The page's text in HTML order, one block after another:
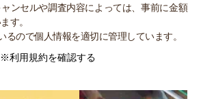
ンセルや調査内容によっては、事前に金額
す。
ので個人情報を適切に管理しています。
※利用規約を確認する